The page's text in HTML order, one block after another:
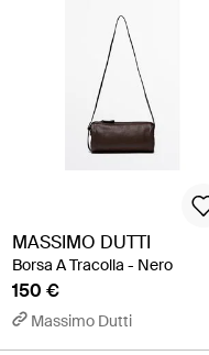
MASSIMO DUTTI
Borsa A Tracolla - Nero
150 €
Massimo Dutti